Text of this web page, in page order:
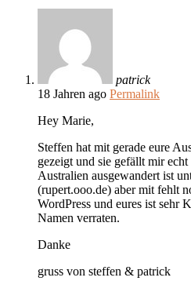
patrick
18 Jahren ago Permalink
Hey Marie,
Steffen hat mit gerade eure
gezeigt und sie gefällt mir
Australien ausgewandert ist
(rupert.ooo.de) aber mit fehlt
WordPress und eures ist sehr
Namen verraten.
Danke
gruss von steffen & patrick